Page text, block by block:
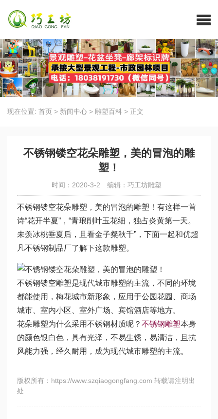
现在位置: 首页 > 新闻中心 > 雕塑百科 > 正文
不锈钢镂空花朵雕塑，美的冒泡的雕
塑！
时间：2020-3-2 编辑：巧工坊雕塑
不锈钢镂空花朵雕塑，美的冒泡的雕塑！有这样一首
诗“花开半夏”，“青琅削叶玉花细，独占炎黄第一天。
未羡冰桃垂夏后，且看金子粲秋千”，下面一起和优超
凡不锈钢制品厂了解下这款雕塑。
不锈钢镂空雕塑是现代城市雕塑的主流，不同的环境
都能使用，梅花城市新形象，应用于公园花园、商场
城市、室内小区、室外广场、宾馆酒店等地方。
花朵雕塑为什么采用不锈钢材质呢？ 不锈钢雕塑本身
的颜色银白色，具有光泽，不易生锈，易清洁，且抗
风能力强，经久耐用，成为现代城市雕塑的主流。
版权所有：https://www.szqiaogongfang.com 转载请注明出
处